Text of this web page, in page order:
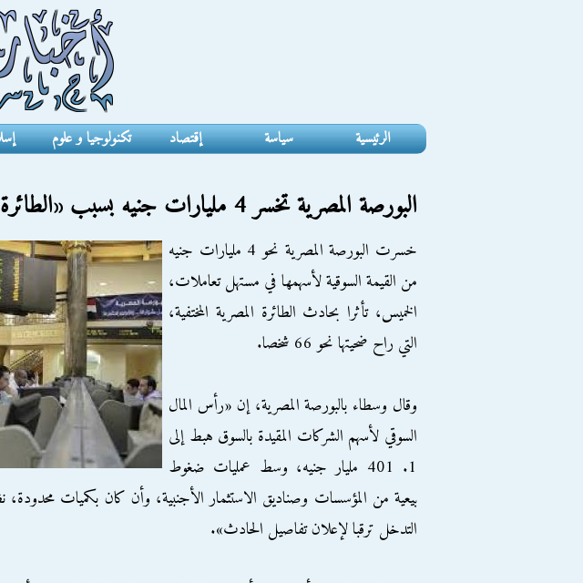
الرئيسية سياسة إقتصاد تكنولوجيا و علوم
البورصة المصرية تخسر 4 مليارات جنيه بسبب «الطائرة المختفية»
خسرت البورصة المصرية نحو 4 مليارات جنيه
من القيمة السوقية لأسهمها في مستهل تعاملات،
الخميس، تأثرا بحادث الطائرة المصرية المختفية،
التي راح ضحيتها نحو 66 شخصا.
وقال وسطاء بالبورصة المصرية، إن «رأس المال
السوقي لأسهم الشركات المقيدة بالسوق هبط إلى
1. 401 مليار جنيه، وسط عمليات ضغوط
بيعية من المؤسسات وصناديق الاستثمار الأجنبية، وأن كان بكميات محدودة،
التدخل ترقبا لإعلان تفاصيل الحادث».